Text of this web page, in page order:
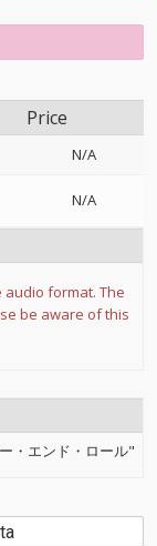
Price
N/A
N/A
format. The
be aware of this
・エンド・ロール"